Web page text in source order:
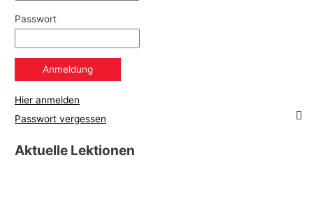
Passwort
Hier anmelden
Passwort vergessen
Aktuelle Lektionen